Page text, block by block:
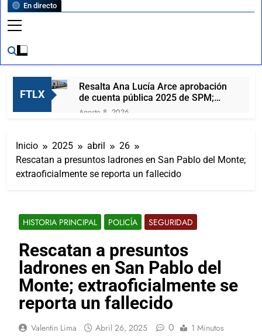
En directo
FTLX
Resalta Ana Lucía Arce aprobación
de cuenta pública 2025 de SPM;
observaciones serán subsanadas
Agosto 8, 2026
de Alfonso Sánchez
Agosto 8, 2026
Joven mujer muere prensada tras
brutal choque en la Apizaco-
Reinas De “Tlaxcala, La Feria De
Ferias 2026: La Flor Tlaxcalteca”
Agosto 7, 2026
reafirma su compromiso con la
capital de Tlaxcala a través del
diálogo directo con la ciudadanía
Agosto 7, 2026
Lorena Cuéllar podría ser detenida
por la DEA antes de que concluya
su mandato
Agosto 7, 2026
buenas noticias!
Inicio 2025 abril
26
Rescatan a presuntos ladrones en San Pablo del Monte;
extraoficialmente se reporta un fallecido
HISTORIA PRINCIPAL POLICÍA SEGURIDAD
Rescatan a presuntos
ladrones en San Pablo del
Monte; extraoficialmente se
reporta un fallecido
Valentin Lima Abril 26, 2025 0 1 Minutos